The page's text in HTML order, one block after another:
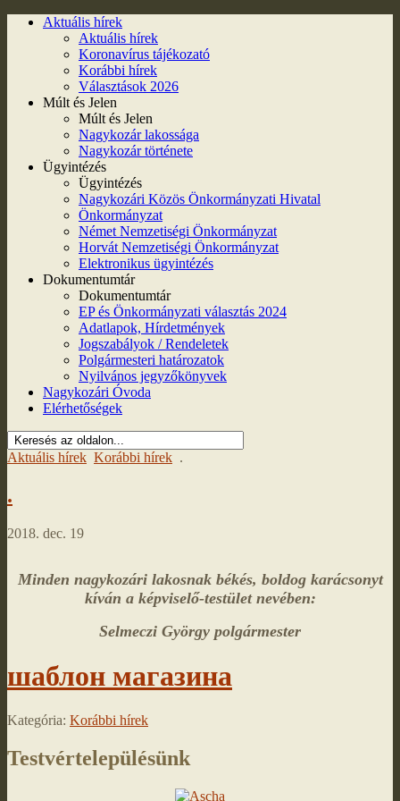
Aktuális hírek
Aktuális hírek
Koronavírus tájékozató
Korábbi hírek
Választások 2026
Múlt és Jelen
Múlt és Jelen
Nagykozár lakossága
Nagykozár története
Ügyintézés
Ügyintézés
Nagykozári Közös Önkormányzati Hivatal
Önkormányzat
Német Nemzetiségi Önkormányzat
Horvát Nemzetiségi Önkormányzat
Elektronikus ügyintézés
Dokumentumtár
Dokumentumtár
EP és Önkormányzati választás 2024
Adatlapok, Hírdetmények
Jogszabályok / Rendeletek
Polgármesteri határozatok
Nyilvános jegyzőkönyvek
Nagykozári Óvoda
Elérhetőségek
Aktuális hírek Korábbi hírek .
.
2018. dec. 19
Minden nagykozári lakosnak békés, boldog karácsonyt
kíván a képviselő-testület nevében:
Selmeczi György polgármester
шаблон магазина
Kategória: Korábbi hírek
Testvértelepülésünk